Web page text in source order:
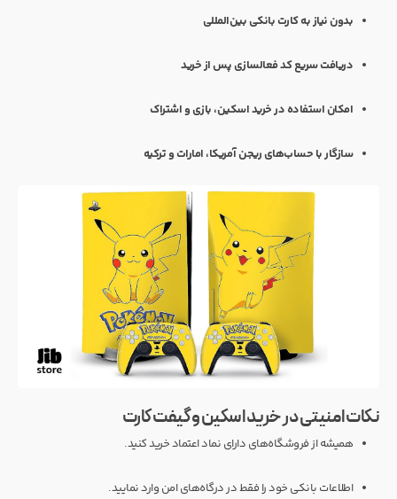
بدون نیاز به کارت بانکی بین‌المللی
دریافت سریع کد فعالسازی پس از خرید
امکان استفاده در خرید اسکین، بازی و اشتراک
سازگار با حساب‌های ریجن آمریکا، امارات و ترکیه
نکات امنیتی در خرید اسکین و گیفت کارت
همیشه از فروشگاه‌های دارای نماد اعتماد خرید کنید.
اطلاعات بانکی خود را فقط در درگاه‌های امن وارد نمایید.